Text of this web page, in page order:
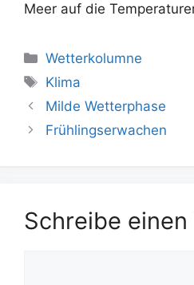
Meer auf die
Kategorien
Wetterkolumne
Schlagwörter
Klima
Milde Wetterphase
Frühlingserwachen
Schreibe